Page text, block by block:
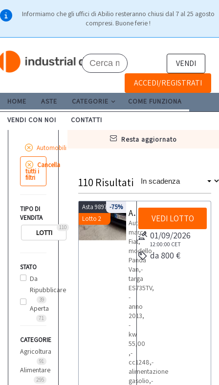
Informiamo che gli uffici di Abilio resteranno chiusi dal 7 al 25 agosto
compresi. Buone ferie !
VENDI
ACCEDI/REGISTRATI
HOME ASTE CATEGORIE COME FUNZIONA
VENDI CON NOI CONTATTI
resta aggiornato
Automobili
Cancella
tutti i
filtri
TIPO DI
VENDITA
110
LOTTI
STATO
Da
Ripubblicare
39
Aperta
71
CATEGORIE
Agricoltura
91
Alimentare
295
110 Risultati
Asta 9897
Lotto 2
-75%
Automobile Fiat Panda
Automobile
marca
Fiat,
modello
Panda
Van,-
targa
ES735TV,
-
anno
2013,
-
kw
55,00
,-
cc1248,-
alimentazione
gasolio,-
VEDI LOTTO
01/09/2026
12:00:00 CET
da 800 €